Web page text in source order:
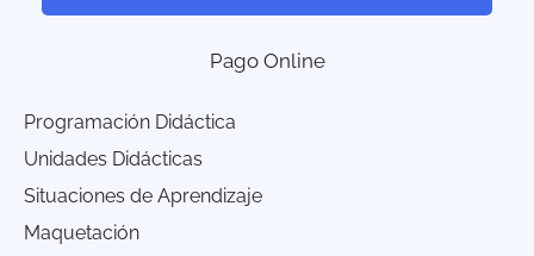
Pago Online
Programación Didáctica
Unidades Didácticas
Situaciones de Aprendizaje
Maquetación